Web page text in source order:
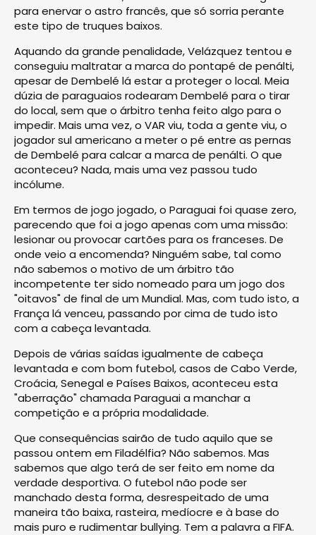
para enervar o astro francês, que só sorria perante
este tipo de truques baixos.
Aquando da grande penalidade, Velázquez tentou e
conseguiu maltratar a marca do pontapé de penálti,
apesar de Dembelé lá estar a proteger o local. Meia
dúzia de paraguaios rodearam Dembelé para o tirar
do local, sem que o árbitro tenha feito algo para o
impedir. Mais uma vez, o VAR viu, toda a gente viu, o
jogador sul americano a meter o pé entre as pernas
de Dembelé para calcar a marca de penálti. O que
aconteceu? Nada, mais uma vez passou tudo
incólume.
Em termos de jogo jogado, o Paraguai foi quase zero,
parecendo que foi a jogo apenas com uma missão:
lesionar ou provocar cartões para os franceses. De
onde veio a encomenda? Ninguém sabe, tal como
não sabemos o motivo de um árbitro tão
incompetente ter sido nomeado para um jogo dos
"oitavos" de final de um Mundial. Mas, com tudo isto, a
França lá venceu, passando por cima de tudo isto
com a cabeça levantada.
Depois de várias saídas igualmente de cabeça
levantada e com bom futebol, casos de Cabo Verde,
Croácia, Senegal e Países Baixos, aconteceu esta
"aberração" chamada Paraguai a manchar a
competição e a própria modalidade.
Que consequências sairão de tudo aquilo que se
passou ontem em Filadélfia? Não sabemos. Mas
sabemos que algo terá de ser feito em nome da
verdade desportiva. O futebol não pode ser
manchado desta forma, desrespeitado de uma
maneira tão baixa, rasteira, medíocre e à base do
mais puro e rudimentar bullying. Tem a palavra a FIFA.